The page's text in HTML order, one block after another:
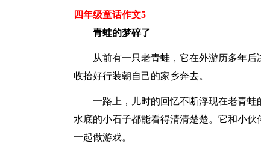
四年级童话作文5
青蛙的梦碎了
从前有一只老青蛙，它在外游历多年
收拾好行装朝自己的家乡奔去。
一路上，儿时的回忆不断浮现在老青
水底的小石子都能看得清清楚楚。它和小
一起做游戏。